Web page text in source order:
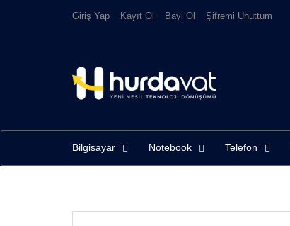
Giriş Yap Kayıt Ol Bayi Ol Şifremi Unuttum
Bilgisayar Notebook Telefon